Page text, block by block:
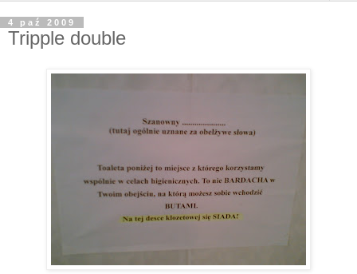
4 paź 2009
Tripple double